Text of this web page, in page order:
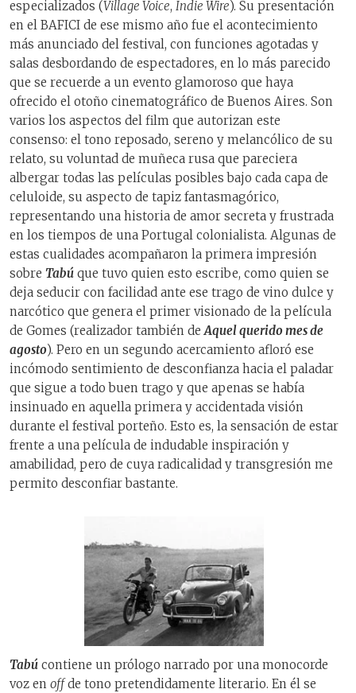
especializados (Village Voice, Indie Wire). Su presentación
en el BAFICI de ese mismo año fue el acontecimiento
más anunciado del festival, con funciones agotadas y
salas desbordando de espectadores, en lo más parecido
que se recuerde a un evento glamoroso que haya
ofrecido el otoño cinematográfico de Buenos Aires. Son
varios los aspectos del film que autorizan este
consenso: el tono reposado, sereno y melancólico de su
relato, su voluntad de muñeca rusa que pareciera
albergar todas las películas posibles bajo cada capa de
celuloide, su aspecto de tapiz fantasmagórico,
representando una historia de amor secreta y frustrada
en los tiempos de una Portugal colonialista. Algunas de
estas cualidades acompañaron la primera impresión
sobre Tabú que tuvo quien esto escribe, como quien se
deja seducir con facilidad ante ese trago de vino dulce y
narcótico que genera el primer visionado de la película
de Gomes (realizador también deAquel querido mes de
agosto). Pero en un segundo acercamiento afloró ese
incómodo sentimiento de desconfianza hacia el paladar
que sigue a todo buen trago y que apenas se había
insinuado en aquella primera y accidentada visión
durante el festival porteño. Esto es, la sensación de estar
frente a una película de indudable inspiración y
amabilidad, pero de cuya radicalidad y transgresión me
permito desconfiar bastante.
Tabú contiene un prólogo narrado por una monocorde
voz en offde tono pretendidamente literario. En él se